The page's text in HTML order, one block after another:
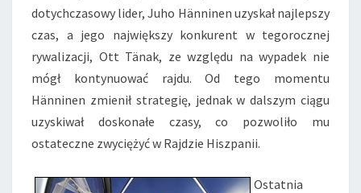
dotychczasowy lider, Juho Hänninen uzyskał najlepszy
czas, a jego największy konkurent w tegorocznej
rywalizacji, Ott Tänak, ze względu na wypadek nie
mógł kontynuować rajdu. Od tego momentu
Hänninen zmienił strategię, jednak w dalszym ciągu
uzyskiwał doskonałe czasy, co pozwoliło mu
ostateczne zwyciężyć w Rajdzie Hiszpanii.
Ostatnia